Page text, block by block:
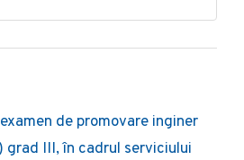
de promovare inginer
grad III, în cadrul serviciului